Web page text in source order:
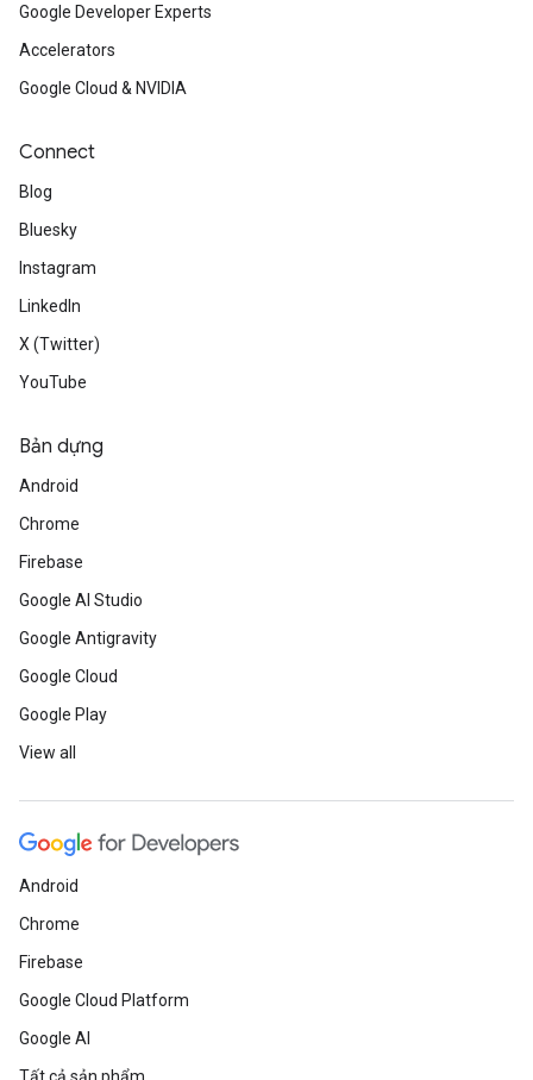
Google Developer Experts
Accelerators
Google Cloud & NVIDIA
Connect
Blog
Bluesky
Instagram
LinkedIn
X (Twitter)
YouTube
Bản dựng
Android
Chrome
Firebase
Google AI Studio
Google Antigravity
Google Cloud
Google Play
View all
Android
Chrome
Firebase
Google Cloud Platform
Google AI